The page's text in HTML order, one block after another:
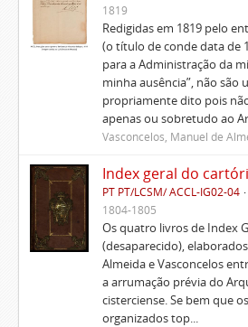
1819
Redigidas em 1819 pelo
(o título de conde data de
para a Administração da
minha ausência”, não são
propriamente dito pois
apenas ou sobretudo ao
Vasconcelos, Manuel de
Index geral do
PT PT/LCSM/ ACCL-IG02-04
1804-1805
Os quatro livros de Index
(desaparecido),
Almeida e Vasconcelos
a arrumação prévia do
cisterciense. Se bem que
organizados top...